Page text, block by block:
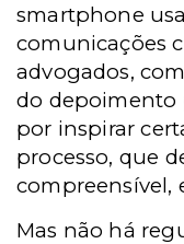
smartphone
comunicações
advogados,
do depoimento
por inspirar
processo, que
compreensível,
Mas não há